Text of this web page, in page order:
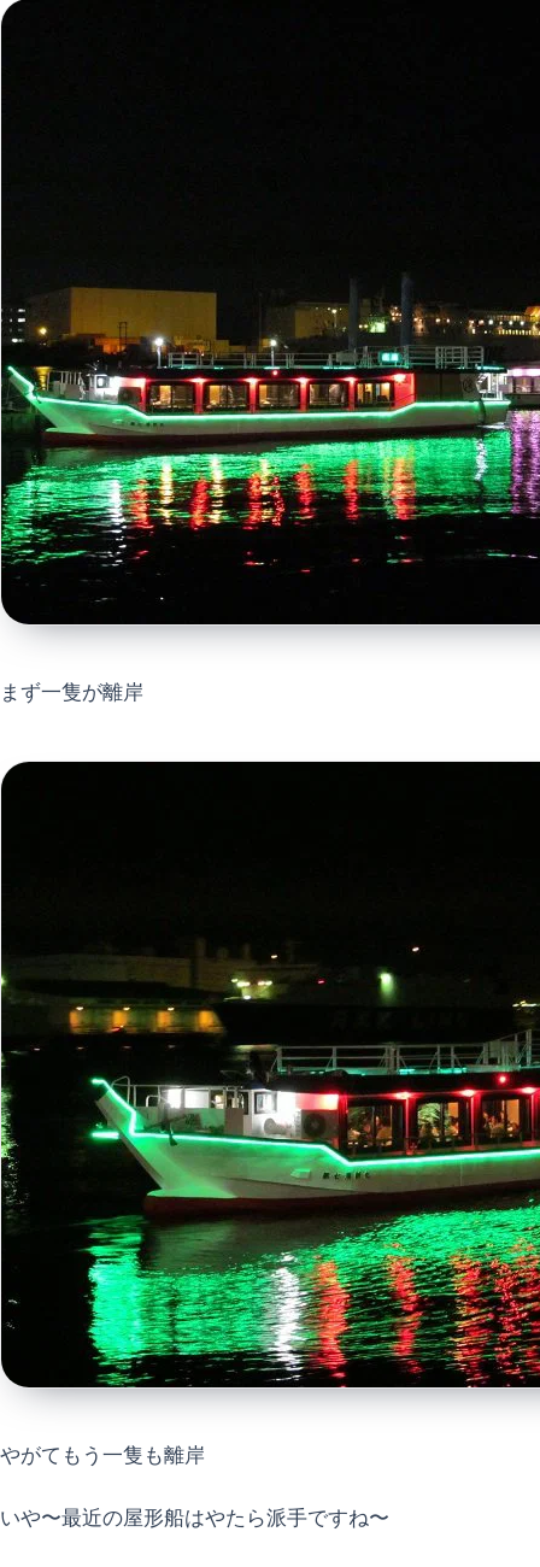
まず一隻が離岸
やがてもう一隻も離岸
いや〜最近の屋形船はやたら派手ですね〜